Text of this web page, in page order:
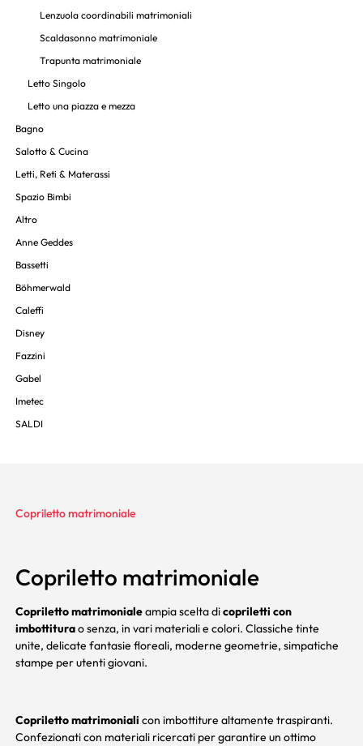
Lenzuola coordinabili matrimoniali
Scaldasonno matrimoniale
Trapunta matrimoniale
Letto Singolo
Letto una piazza e mezza
Bagno
Salotto & Cucina
Letti, Reti & Materassi
Spazio Bimbi
Altro
Anne Geddes
Bassetti
Böhmerwald
Caleffi
Disney
Fazzini
Gabel
Imetec
SALDI
Copriletto matrimoniale
Copriletto matrimoniale
Coprilettomatrimonialeampia scelta dicopriletti con
imbottiturao senza, in vari materiali e colori. Classiche tinte
unite, delicate fantasie floreali, moderne geometrie, simpatiche
stampe per utenti giovani.
Copriletto matrimoniali con imbottiture altamente traspiranti.
Confezionati con materiali ricercati per garantire un ottimo